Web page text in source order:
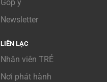
Góp ý
Newsletter
LIÊN LẠC
Nhân viên TRẺ
Nơi phát hành